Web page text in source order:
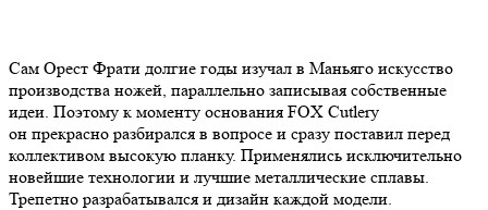
Сам Орест Фрати долгие годы изучал в Маньяго искусство
производства ножей, параллельно записывая собственные
идеи. Поэтому к моменту основания FOX Cutlery
он прекрасно разбирался в вопросе и сразу поставил перед
коллективом высокую планку. Применялись исключительно
новейшие технологии и лучшие металлические сплавы.
Трепетно разрабатывался и дизайн каждой модели.